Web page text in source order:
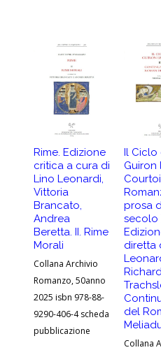
Rime. Edizione
critica a cura di
Lino Leonardi,
Vittoria
Brancato,
Andrea
Beretta. II. Rime
Morali
Collana Archivio
Romanzo, 50anno
2025 isbn 978-88-
9290-406-4 scheda
pubblicazione
Il Ciclo
Guiron
prosa
secolo
diretta
Richard
del
Collana